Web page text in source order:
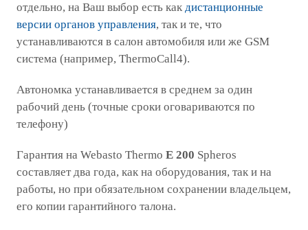
отдельно, на Ваш выбор есть как дистанционные
версии органов управления, так и те, что
устанавливаются в салон автомобиля или же GSM
система (например, ThermoCall4).
Автономка устанавливается в среднем за один
рабочий день (точные сроки оговариваются по
телефону)
Гарантия на Webasto Thermo E 200 Spheros
составляет два года, как на оборудования, так и на
работы, но при обязательном сохранении владельцем,
его копии гарантийного талона.